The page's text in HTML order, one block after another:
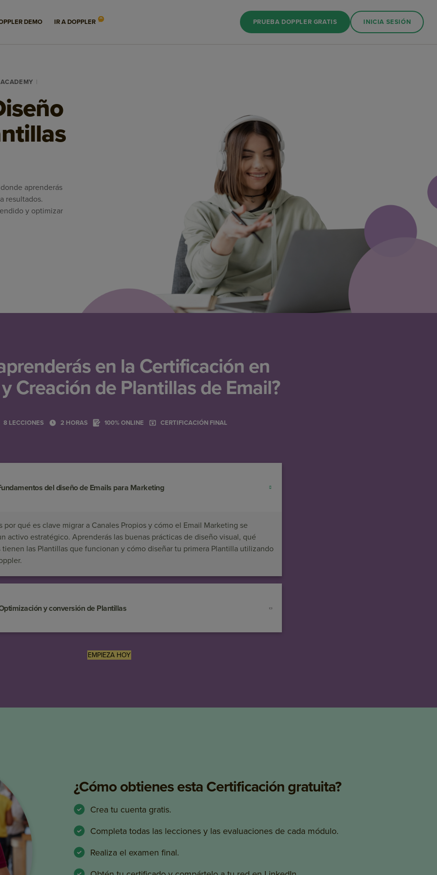
DEMO IR A DOPPLER PRUEBA DOPPLER GRATIS INICIA SESIÓN
aprenderás
resultados.
y optimizar
en la Certificación en
Creación de Plantillas de Email?
8 LECCIONES 2 HORAS 100% ONLINE CERTIFICACIÓN FINAL
del diseño de Emails para Marketing
por qué es clave migrar a Canales Propios y cómo el Email Marketing se
activo estratégico. Aprenderás las buenas prácticas de diseño visual, qué
tienen las Plantillas que funcionan y cómo diseñar tu primera Plantilla utilizando
y conversión de Plantillas
EMPIEZA HOY
¿Cómo obtienes esta Certificación gratuita?
Crea tu cuenta gratis.
Completa todas las lecciones y las evaluaciones de cada módulo.
Realiza el examen final.